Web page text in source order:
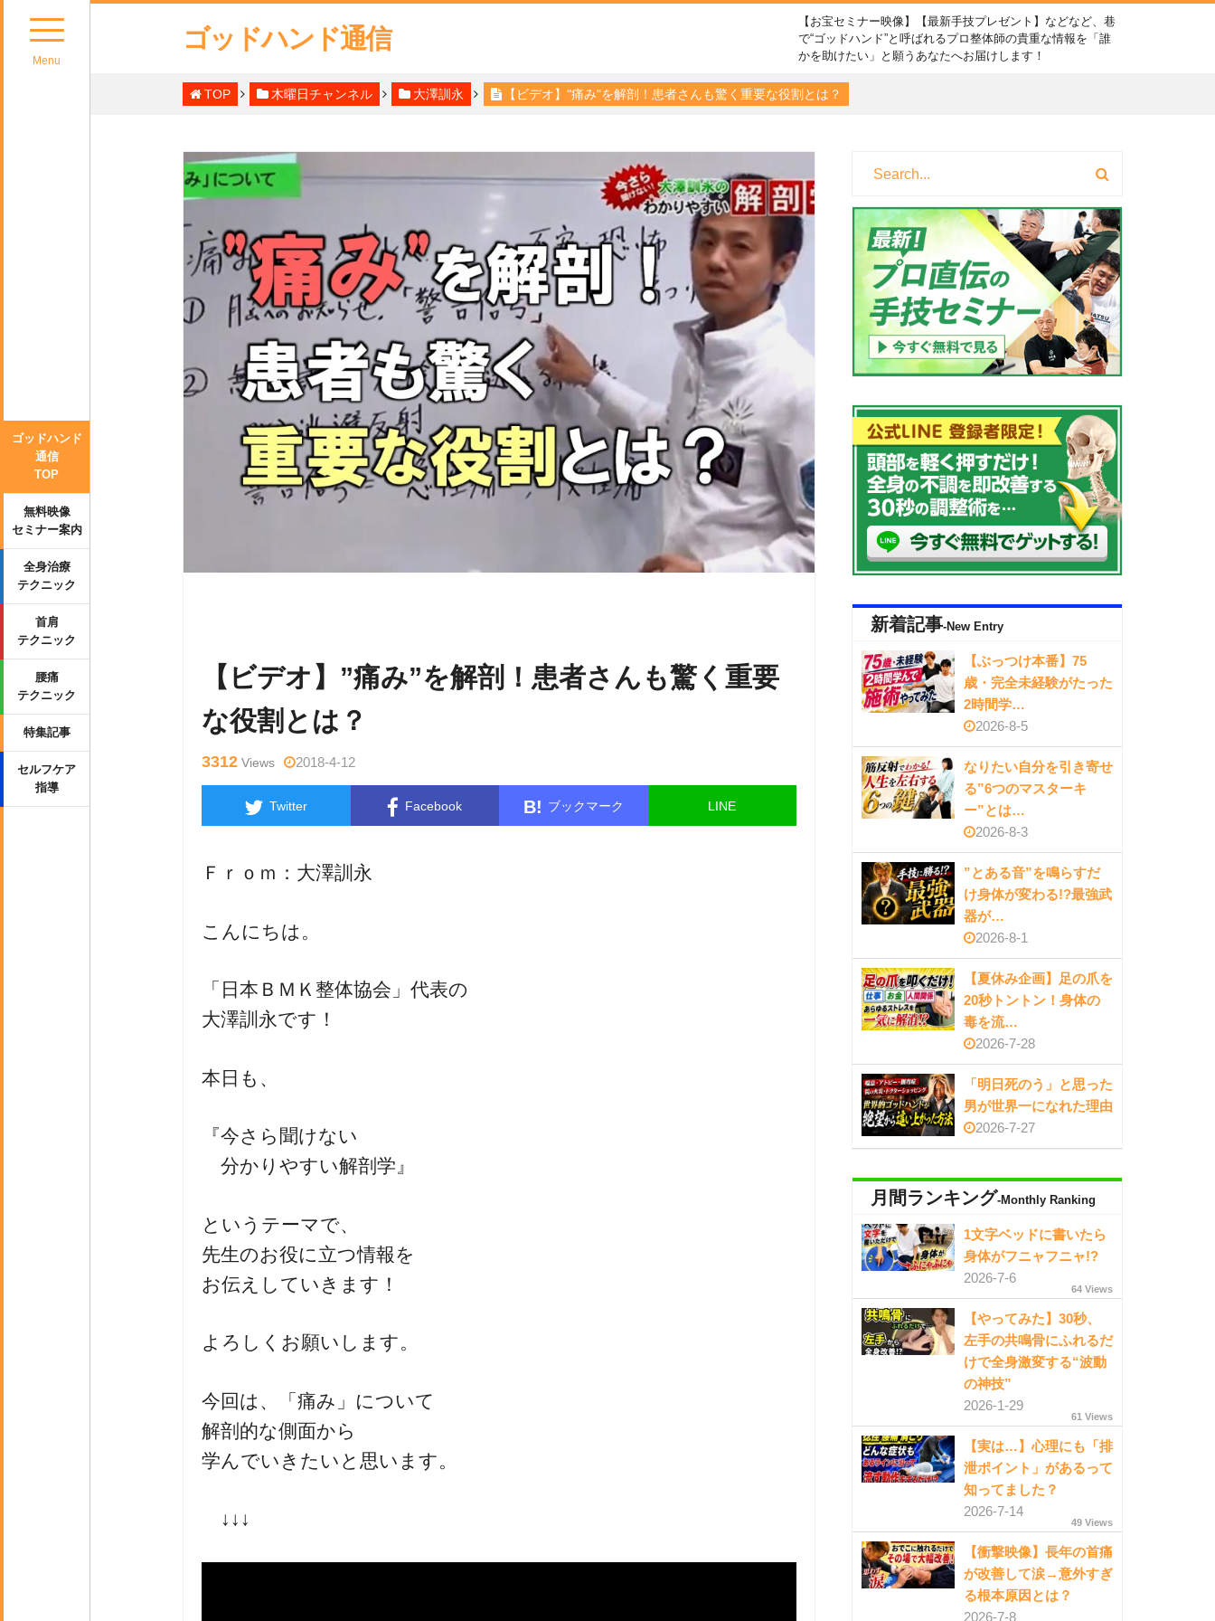
Menu
ゴッドハンド
通信
TOP
無料映像
セミナー案内
全身治療
テクニック
首肩
テクニック
腰痛
テクニック
特集記事
セルフケア
指導
ゴッドハンド通信
【お宝セミナー映像】【最新手技プレゼント】などなど、巷
で“ゴッドハンド”と呼ばれるプロ整体師の貴重な情報を「誰
かを助けたい」と願うあなたへお届けします！
TOP 木曜日チャンネル 大澤訓永 【ビデオ】"痛み"を解剖！患者さんも驚く重要な役割とは？
【ビデオ】”痛み”を解剖！患者さんも驚く重要
な役割とは？
3312 Views 2018-4-12
Twitter Facebook B! ブックマーク LINE
Ｆｒｏｍ：大澤訓永
こんにちは。
「日本ＢＭＫ整体協会」代表の
大澤訓永です！
本日も、
『今さら聞けない
分かりやすい解剖学』
というテーマで、
先生のお役に立つ情報を
お伝えしていきます！
よろしくお願いします。
今回は、「痛み」について
解剖的な側面から
学んでいきたいと思います。
↓↓↓
新着記事-New Entry
【ぶっつけ本番】75
歳・完全未経験がたった
2時間学…
2026-8-5
なりたい自分を引き寄せ
る”6つのマスターキ
ー”とは…
2026-8-3
”とある音”を鳴らすだ
け身体が変わる!?最強武
器が…
2026-8-1
【夏休み企画】足の爪を
20秒トントン！身体の
毒を流…
2026-7-28
「明日死のう」と思った
男が世界一になれた理由
2026-7-27
月間ランキング-Monthly Ranking
1文字ベッドに書いたら
身体がフニャフニャ!?
2026-7-6
64 Views
【やってみた】30秒、
左手の共鳴骨にふれるだ
けで全身激変する“波動
の神技”
2026-1-29
61 Views
【実は…】心理にも「排
泄ポイント」があるって
知ってました？
2026-7-14
49 Views
【衝撃映像】長年の首痛
が改善して涙→意外すぎ
る根本原因とは？
2026-7-8